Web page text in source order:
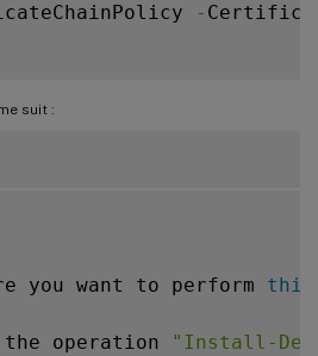
-
suit :
you want to perform
this
operation
"Install-